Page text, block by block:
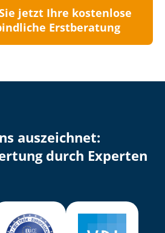
jetzt Ihre kostenlose
Erstberatung
auszeichnet:
durch Experten